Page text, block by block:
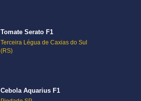
Tomate Serato F1
Terceira Légua de Caxias do Sul
(RS)
Cebola Aquarius F1